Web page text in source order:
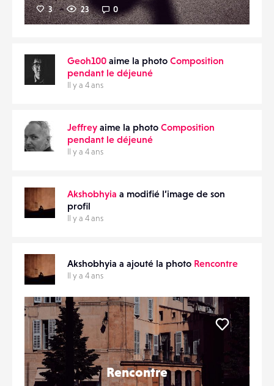
3 23 0
Geoh100 aime la photo Composition
pendant le déjeuné
Il y a 4 ans
Jeffrey aime la photo Composition
pendant le déjeuné
Il y a 4 ans
Akshobhyia a modifié l’image de son
profil
Il y a 4 ans
Akshobhyia a ajouté la photo Rencontre
Il y a 4 ans
Rencontre
Liker